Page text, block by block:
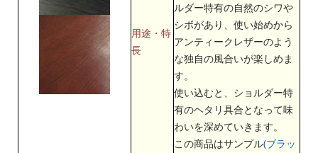
用途・特
長
ルダー特有の自然のシワや
シボがあり、使い始めから
アンティークレザーのよう
な独自の風合いが楽しめま
す。
使い込むと、ショルダー特
有のヘタリ具合となって味
わいを深めていきます。
この商品はサンプル(ブラッ